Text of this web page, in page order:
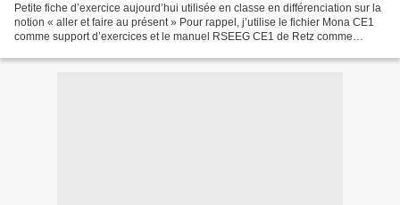
Petite fiche d’exercice aujourd’hui utilisée en classe en différenciation sur la
notion « aller et faire au présent » Pour rappel, j’utilise le fichier Mona CE1
comme support d’exercices et le manuel RSEEG CE1 de Retz comme